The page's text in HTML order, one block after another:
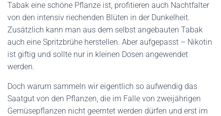
Tabak eine schöne Pflanze ist, profitieren auch Nachtfalter
von den intensiv riechenden Blüten in der Dunkelheit.
Zusätzlich kann man aus dem selbst angebauten Tabak
auch eine Spritzbrühe herstellen. Aber aufgepasst – Nikotin
ist giftig und sollte nur in kleinen Dosen angewendet
werden.
Doch warum sammeln wir eigentlich so aufwendig das
Saatgut von den Pflanzen, die im Falle von zweijährigen
Gemüsepflanzen nicht geerntet werden dürfen und erst im